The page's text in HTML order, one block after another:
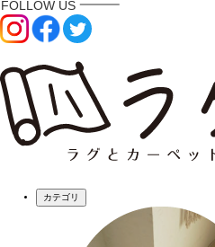
カテゴリ